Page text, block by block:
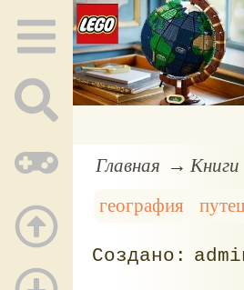
Главная Книги
география